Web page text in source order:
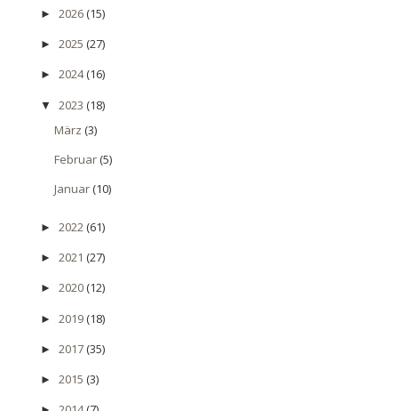
► 2026(15)
► 2025 (27)
► 2024(16)
▼ 2023 (18)
März (3)
Februar(5)
Januar(10)
► 2022(61)
► 2021 (27)
► 2020(12)
► 2019(18)
► 2017(35)
► 2015 (3)